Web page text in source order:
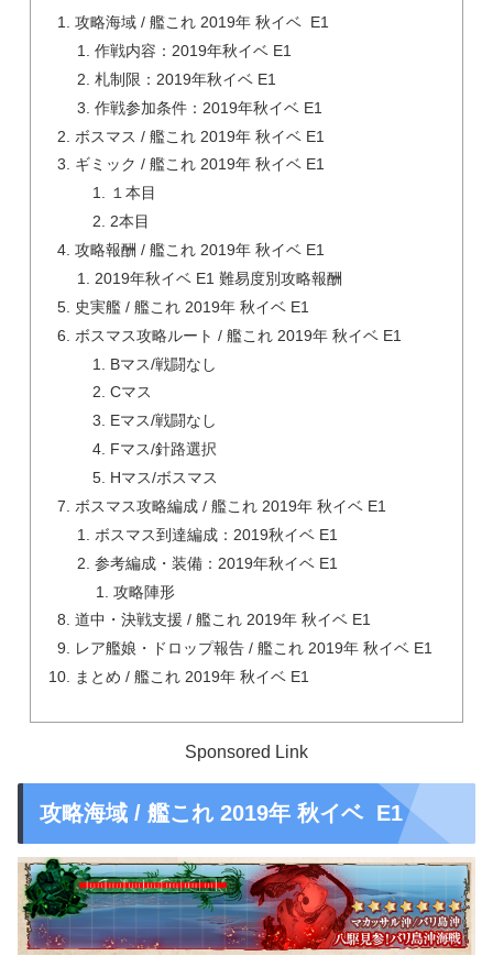
攻略海域 / 艦これ 2019年 秋イベ E1
作戦内容：2019年秋イベ E1
札制限：2019年秋イベ E1
作戦参加条件：2019年秋イベ E1
ボスマス / 艦これ 2019年 秋イベ E1
ギミック / 艦これ 2019年 秋イベ E1
１本目
2本目
攻略報酬 / 艦これ 2019年 秋イベ E1
2019年秋イベ E1 難易度別攻略報酬
史実艦 / 艦これ 2019年 秋イベ E1
ボスマス攻略ルート / 艦これ 2019年 秋イベ E1
Bマス/戦闘なし
Cマス
Eマス/戦闘なし
Fマス/針路選択
Hマス/ボスマス
ボスマス攻略編成 / 艦これ 2019年 秋イベ E1
ボスマス到達編成：2019秋イベ E1
参考編成・装備：2019年秋イベ E1
攻略陣形
道中・決戦支援 / 艦これ 2019年 秋イベ E1
レア艦娘・ドロップ報告 / 艦これ 2019年 秋イベ E1
まとめ / 艦これ 2019年 秋イベ E1
Sponsored Link
攻略海域 / 艦これ 2019年 秋イベ E1